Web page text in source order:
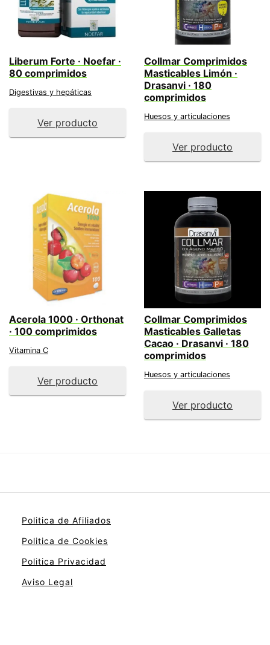
Liberum Forte · Noefar ·
80 comprimidos
Digestivas y hepáticas
Ver producto
Collmar Comprimidos
Masticables Limón ·
Drasanvi · 180
comprimidos
Huesos y articulaciones
Ver producto
Acerola 1000 · Orthonat
· 100 comprimidos
Vitamina C
Ver producto
Collmar Comprimidos
Masticables Galletas
Cacao · Drasanvi · 180
comprimidos
Huesos y articulaciones
Ver producto
Politica de Afiliados
Politica de Cookies
Politica Privacidad
Aviso Legal